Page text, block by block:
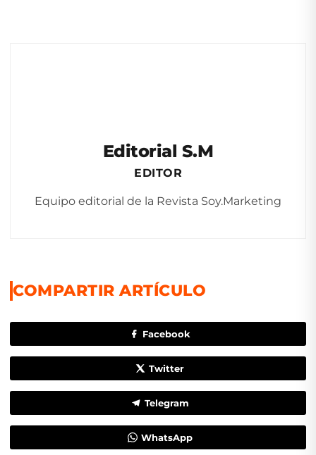
Editorial S.M
EDITOR
Equipo editorial de la Revista Soy.Marketing
COMPARTIR ARTÍCULO
Facebook
Twitter
Telegram
WhatsApp